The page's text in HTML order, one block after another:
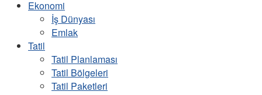
Ekonomi
İş Dünyası
Emlak
Tatil
Tatil Planlaması
Tatil Bölgeleri
Tatil Paketleri